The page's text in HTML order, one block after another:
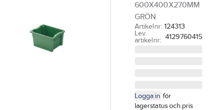
600X400X270MM
GRÖN
Artikelnr: 124313
Lev.
artikelnr: 4129760415
Logga in för
lagerstatus och pris